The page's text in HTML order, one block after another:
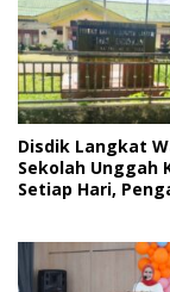
Disdik Langkat
Sekolah Unggah
Setiap Hari,